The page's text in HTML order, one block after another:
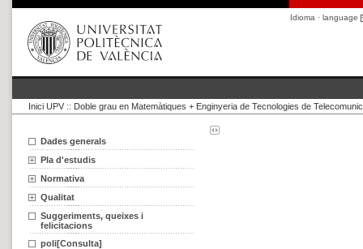
Idioma · language
Inici UPV :: Doble grau en Matemàtiques + Enginyeria de Tecnologies de
Dades generals
Pla d'estudis
Normativa
Qualitat
Suggeriments, queixes i
felicitacions
poli[Consulta]